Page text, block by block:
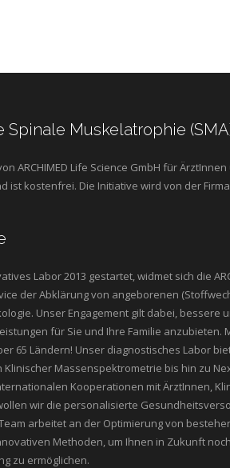
Spinale Muskelatrophie
ARCHIMED Life Science GmbH für
ist kostenfrei. Die Initiative wird von der Firma
Labor 2013 gestartet, widmet sich die
der Abklärung von angeborenen
Unser Engagement gilt dabei, bessere
für Sie und Ihre Familie anzubieten.
65 Ländern! Unser diagnostisches Labor
Massenspektrometrie bis hin zu
Kooperationen mit ÄrztInnen,
wir die personalisierte
arbeitet an der Optimierung von
Methoden, um Ihnen in Zukunft
zu ermöglichen.